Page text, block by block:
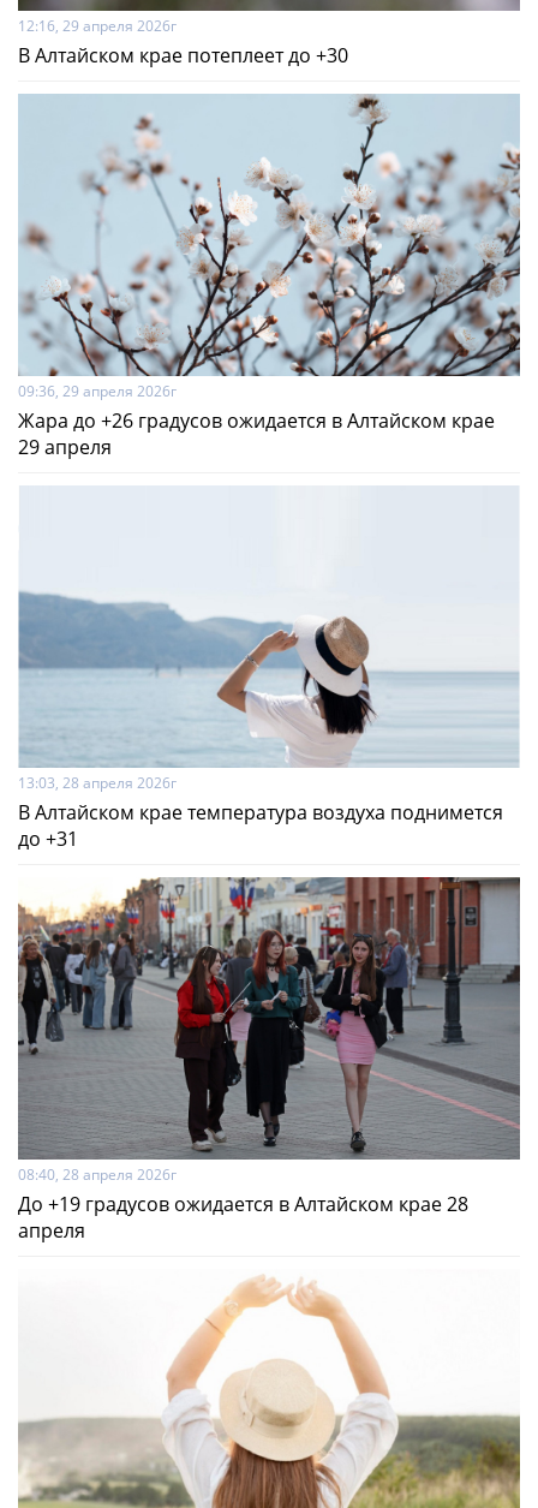
12:16, 29 апреля 2026г
В Алтайском крае потеплеет до +30
09:36, 29 апреля 2026г
Жара до +26 градусов ожидается в Алтайском крае
29 апреля
13:03, 28 апреля 2026г
В Алтайском крае температура воздуха поднимется
до +31
08:40, 28 апреля 2026г
До +19 градусов ожидается в Алтайском крае 28
апреля